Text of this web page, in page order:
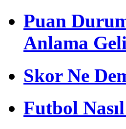
Puan
Anlama
Skor Ne
Futbol